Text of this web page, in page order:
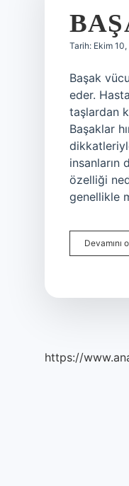
Tarih: Ekim
Başak
eder.
taşlardan
Başaklar
insanların
özelliği
genellikle
Devamını
https://